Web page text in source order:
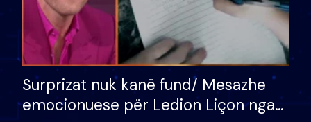
Surprizat nuk kanë fund/ Mesazhe
emocionuese për Ledion Liçon nga